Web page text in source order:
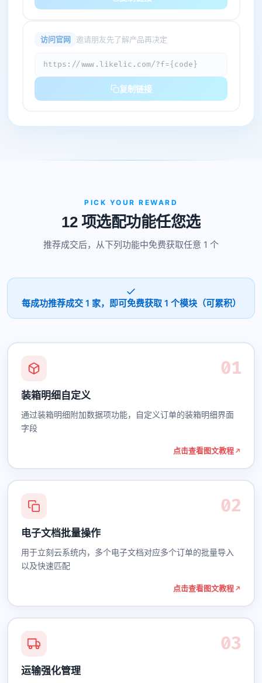
访问官网 邀请朋友先了解产品再决定
https://www.likelic.com/?f={code}
复制链接
PICK YOUR REWARD
12 项选配功能任您选
推荐成交后，从下列功能中免费获取任意 1 个
每成功推荐成交 1 家，即可免费获取 1 个模块（可累积）
01
装箱明细自定义
通过装箱明细附加数据项功能，自定义订单的装箱明细界面
字段
点击查看图文教程
02
电子文档批量操作
用于立刻云系统内，多个电子文档对应多个订单的批量导入
以及快速匹配
点击查看图文教程
03
运输强化管理